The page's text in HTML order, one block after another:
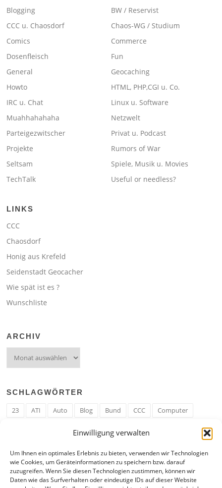
Einwilligung verwalten
Um Ihnen ein optimales Erlebnis zu bieten, verwenden wir Technologien
wie Cookies, um Geräteinformationen zu speichern bzw. darauf
zuzugreifen. Wenn Sie diesen Technologien zustimmen, können wir
Daten wie das Surfverhalten oder eindeutige IDs auf dieser Website
Blogging
BW / Reservist
CCC u. Chaosdorf
Chaos-WG / Studium
Comics
Commerce
Dosenfleisch
Fun
General
Geocaching
Howto
HTML, PHP,CGI u. Co.
IRC u. Chat
Linux u. Software
Muahhahahaha
Netzwelt
Parteigezwitscher
Privat u. Podcast
Projekte
Rumors of War
Seltsam
Spiele, Musik u. Movies
TechTalk
Useful or needless?
LINKS
CCC
Chaosdorf
Honig aus Krefeld
Seidenstadt Geocacher
Wie spät ist es ?
Wunschliste
ARCHIV
SCHLAGWÖRTER
23 ATI Auto Blog Bund CCC
Computer
Google
Hack Hand HE ICE IE Internet
Krefeld
Liebe Linux u. Software Mail Mann PHP